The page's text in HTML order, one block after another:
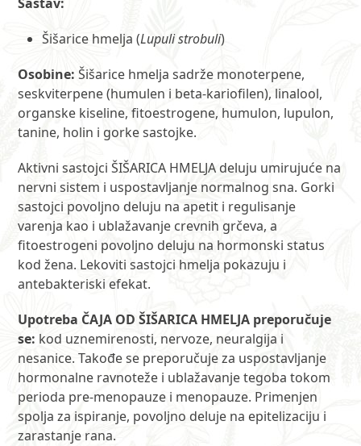
Sastav:
Šišarice hmelja (Lupuli strobuli)
Osobine: Šišarice hmelja sadrže monoterpene,
seskviterpene (humulen i beta-kariofilen), linalool,
organske kiseline, fitoestrogene, humulon, lupulon,
tanine, holin i gorke sastojke.
Aktivni sastojci ŠIŠARICA HMELJA deluju umirujuće na
nervni sistem i uspostavljanje normalnog sna. Gorki
sastojci povoljno deluju na apetit i regulisanje
varenja kao i ublažavanje crevnih grčeva, a
fitoestrogeni povoljno deluju na hormonski status
kod žena. Lekoviti sastojci hmelja pokazuju i
antebakteriski efekat.
Upotreba ČAJA OD ŠIŠARICA HMELJA preporučuje
se: kod uznemirenosti, nervoze, neuralgija i
nesanice. Takođe se preporučuje za uspostavljanje
hormonalne ravnoteže i ublažavanje tegoba tokom
perioda pre-menopauze i menopauze. Primenjen
spolja za ispiranje, povoljno deluje na epitelizaciju i
zarastanje rana.